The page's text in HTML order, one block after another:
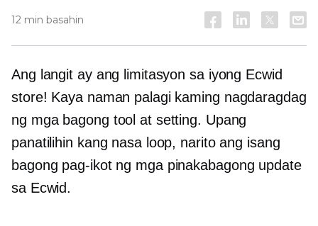
12 min basahin
Ang langit ay ang limitasyon sa iyong Ecwid
store! Kaya naman palagi kaming nagdaragdag
ng mga bagong tool at setting. Upang
panatilihin kang nasa loop, narito ang isang
bagong pag-ikot ng mga pinakabagong update
sa Ecwid.